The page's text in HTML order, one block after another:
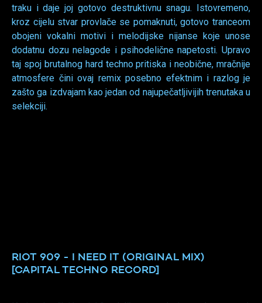
traku i daje joj gotovo destruktivnu snagu. Istovremeno,
kroz cijelu stvar provlače se pomaknuti, gotovo tranceom
obojeni vokalni motivi i melodijske nijanse koje unose
dodatnu dozu nelagode i psihodelične napetosti. Upravo
taj spoj brutalnog hard techno pritiska i neobične, mračnije
atmosfere čini ovaj remix posebno efektnim i razlog je
zašto ga izdvajam kao jedan od najupečatljivijih trenutaka u
selekciji.
RIOT 909 - I NEED IT (ORIGINAL MIX)
[CAPITAL TECHNO RECORD]